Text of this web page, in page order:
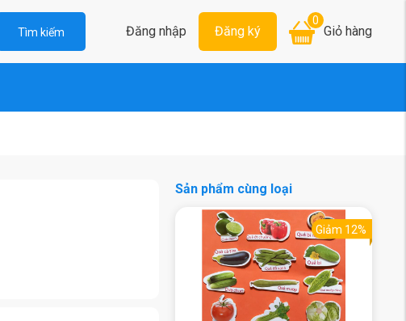
Tìm kiếm Đăng nhập Đăng ký
0
Giỏ hàng
Sản phẩm cùng loại
Giảm 12%